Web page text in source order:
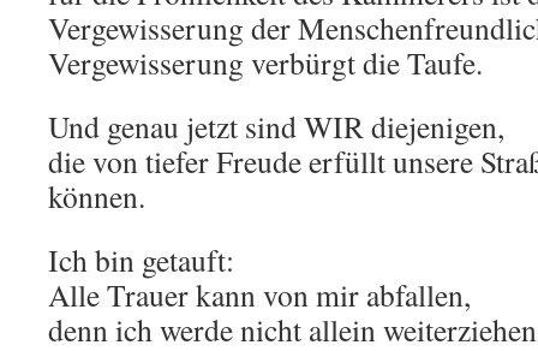
Vergewisserung der
Vergewisserung verbürgt die Taufe.
Und genau jetzt sind WIR diejenigen,
die von tiefer Freude erfüllt unsere
können.
Ich bin getauft:
Alle Trauer kann von mir abfallen,
denn ich werde nicht allein